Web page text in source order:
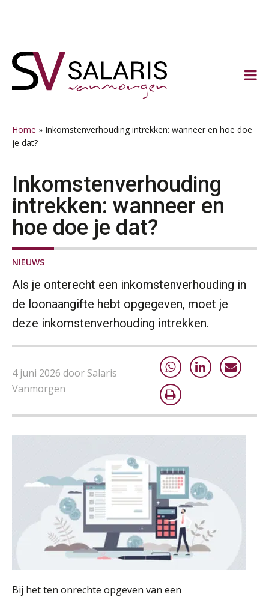
naar
hoofdnavigatie
naar
hoofd
naar
eerste
naar
voettekst
Home » Inkomstenverhouding intrekken: wanneer en hoe doe
je dat?
Inkomstenverhouding
intrekken: wanneer en
hoe doe je dat?
NIEUWS
Als je onterecht een inkomstenverhouding in
de loonaangifte hebt opgegeven, moet je
deze inkomstenverhouding intrekken.
4 juni 2026 door Salaris
Vanmorgen
Bij het ten onrechte opgeven van een